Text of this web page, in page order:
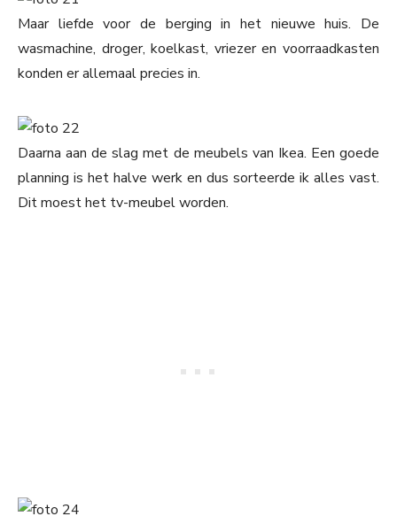
Maar liefde voor de berging in het nieuwe huis. De
wasmachine, droger, koelkast, vriezer en voorraadkasten
konden er allemaal precies in.
Daarna aan de slag met de meubels van Ikea. Een goede
planning is het halve werk en dus sorteerde ik alles vast.
Dit moest het tv-meubel worden.